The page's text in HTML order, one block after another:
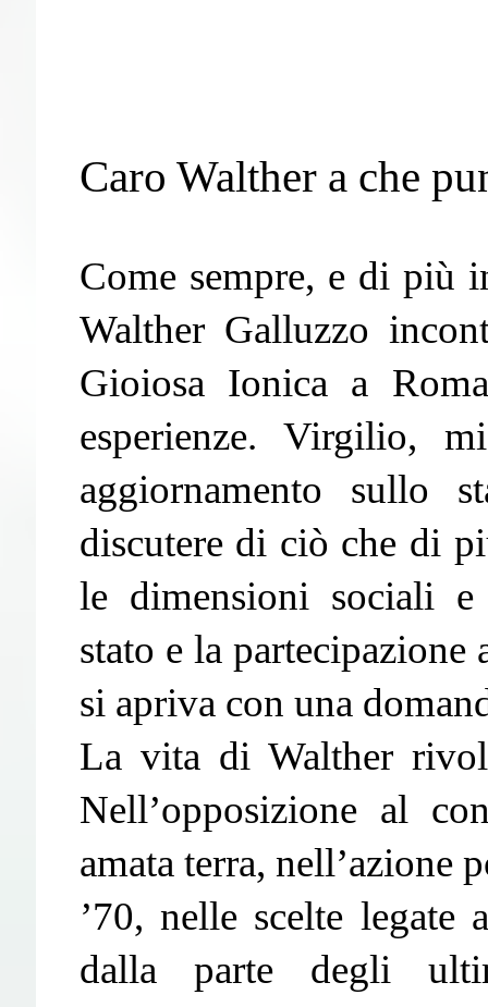
Caro Walther a che
Come sempre, e di più
Walther Galluzzo
Gioiosa Ionica a
esperienze. Virgilio,
aggiornamento sullo
discutere di ciò che di
le dimensioni sociali
stato e la
si apriva con una
La vita di Walther
Nell’opposizione al
amata terra, nell’azione
’70, nelle scelte legate
dalla parte degli